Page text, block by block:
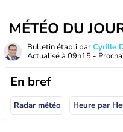
MÉTÉO DU
Bulletin établi parCyrille
Actualisé à 09h15 -
En bref
Radar météo Heure par